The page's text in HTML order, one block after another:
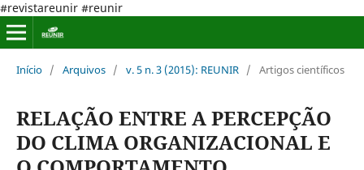
#revistareunir #reunir
Início / Arquivos / v. 5 n. 3 (2015): REUNIR / Artigos científicos
RELAÇÃO ENTRE A PERCEPÇÃO
DO CLIMA ORGANIZACIONAL E